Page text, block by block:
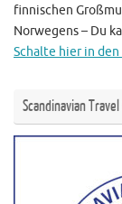
finnischen
Norwegens – Du
Schalte hier in den
Scandinavian